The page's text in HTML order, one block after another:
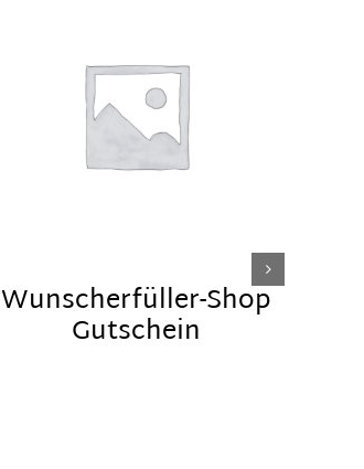
Wunscherfüller-Shop
Gutschein